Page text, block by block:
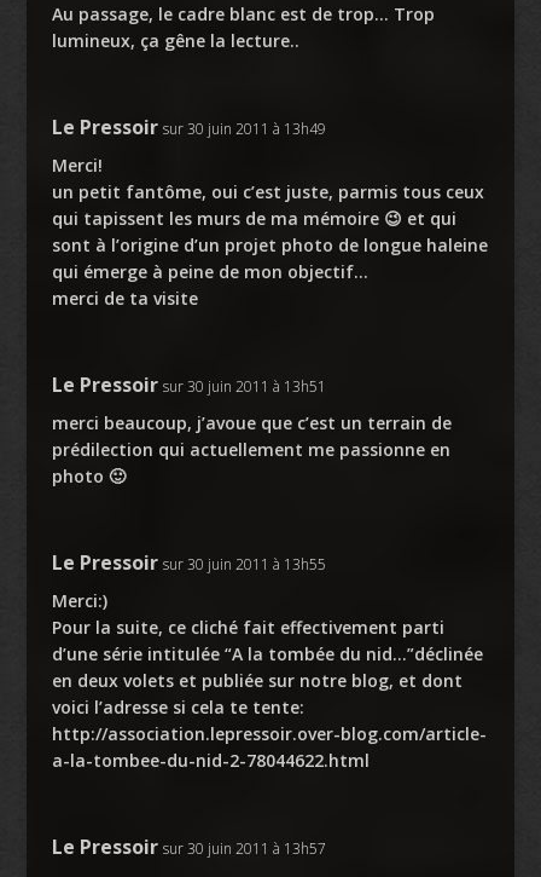
Au passage, le cadre blanc est de trop… Trop
lumineux, ça gêne la lecture..
Le Pressoir sur 30 juin 2011 à 13h49
Merci!
un petit fantôme, oui c’est juste, parmis tous ceux
qui tapissent les murs de ma mémoire 😉 et qui
sont à l’origine d’un projet photo de longue haleine
qui émerge à peine de mon objectif…
merci de ta visite
Le Pressoir sur 30 juin 2011 à 13h51
merci beaucoup, j’avoue que c’est un terrain de
prédilection qui actuellement me passionne en
photo 🙂
Le Pressoir sur 30 juin 2011 à 13h55
Merci:)
Pour la suite, ce cliché fait effectivement parti
d’une série intitulée “A la tombée du nid…”déclinée
en deux volets et publiée sur notre blog, et dont
voici l’adresse si cela te tente:
http://association.lepressoir.over-blog.com/article-
a-la-tombee-du-nid-2-78044622.html
Le Pressoir sur 30 juin 2011 à 13h57